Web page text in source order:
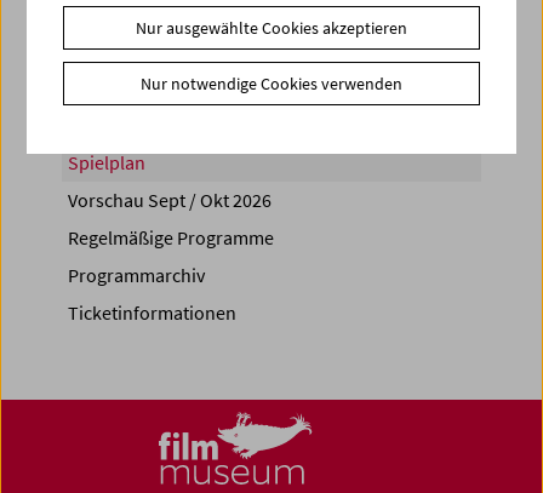
Share on
Spielplan
Vorschau Sept / Okt 2026
Regelmäßige Programme
Programmarchiv
Ticketinformationen
Nur ausgewählte Cookies akzeptieren
Nur notwendige Cookies verwenden